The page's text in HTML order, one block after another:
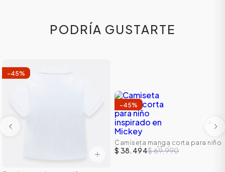
PODRÍA GUSTARTE
-45%
-45%
Camiseta manga corta para niño
inspirado en Mickey
$ 38.494$ 69.990